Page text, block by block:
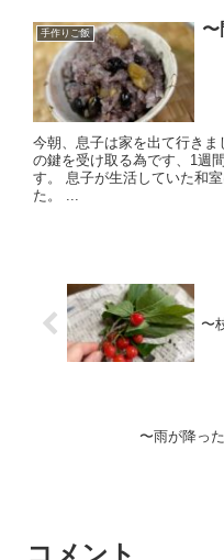
手作りご飯 〜
今朝、息子は家を出て行き
の鍵を受け取る為です、1週
す。 息子が生活していた和
た。 ...
〜
〜雨が降っ
コメント